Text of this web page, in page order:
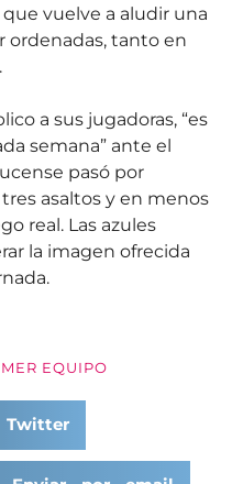
vuelve a aludir una
ordenadas, tanto en
a sus jugadoras, “es
semana” ante el
pasó por
asaltos y en menos
real. Las azules
la imagen ofrecida
EQUIPO
Twitter